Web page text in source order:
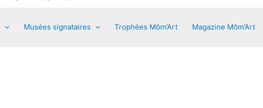
Musées signataires Trophées Môm’Art Magazine Môm’Art